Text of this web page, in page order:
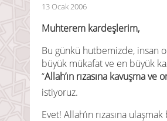
13 Ocak 2006
Muhterem kardeşlerim,
Bu günkü hutbemizde, insan
büyük mükafat ve en büyük
“Allah’ın rızasına kavuşma
istiyoruz.
Evet! Allah’ın rızasına